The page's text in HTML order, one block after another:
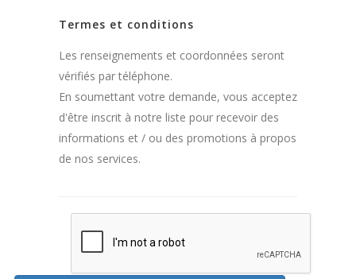
Termes et conditions
Les renseignements et coordonnées seront
vérifiés par téléphone.
En soumettant votre demande, vous acceptez
d'être inscrit à notre liste pour recevoir des
informations et / ou des promotions à propos
de nos services.